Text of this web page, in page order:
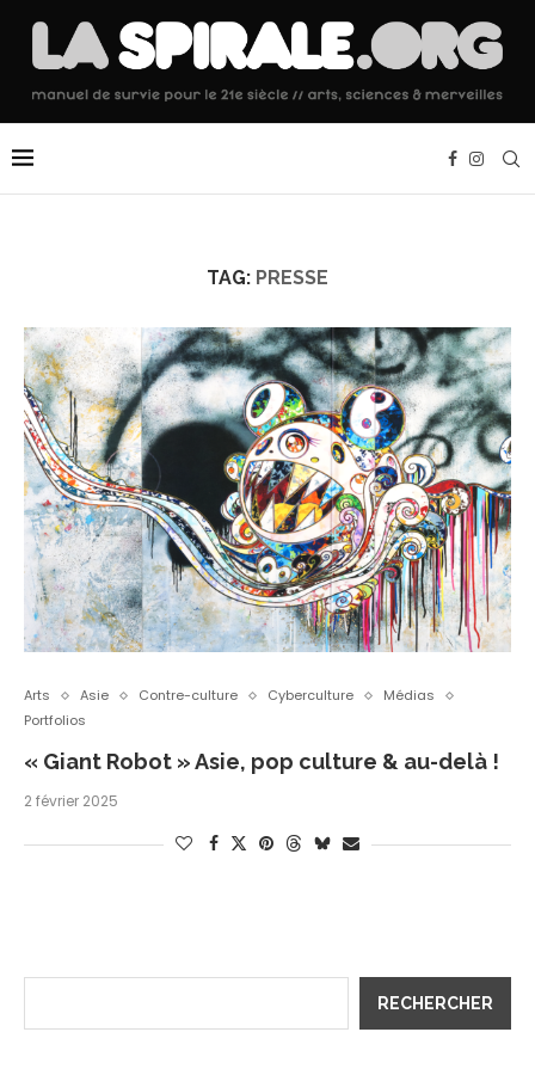
TAG: PRESSE
Arts Asie Contre-culture Cyberculture
Médias
Portfolios
« Giant Robot » Asie, pop culture & au-delà !
2 février 2025
RECHERCHER